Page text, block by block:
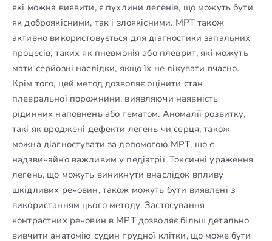
які можна виявити, є пухлини легенів, що можуть бути
як доброякісними, так і злоякісними. МРТ також
активно використовується для діагностики запальних
процесів, таких як пневмонія або плеврит, які можуть
мати серйозні наслідки, якщо їх не лікувати вчасно.
Крім того, цей метод дозволяє оцінити стан
плевральної порожнини, виявляючи наявність
рідинних наповнень або гематом. Аномалії розвитку,
такі як вроджені дефекти легень чи серця, також
можна діагностувати за допомогою МРТ, що є
надзвичайно важливим у педіатрії. Токсичні ураження
легень, що можуть виникнути внаслідок впливу
шкідливих речовин, також можуть бути виявлені з
використанням цього методу. Застосування
контрастних речовин в МРТ дозволяє більш детально
вивчити анатомію судин грудної клітки, що може бути